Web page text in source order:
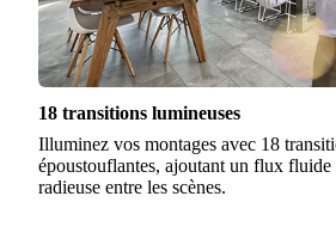
18 transitions lumineuses
Illuminez vos montages avec 18
époustouflantes, ajoutant un flux fluide
radieuse entre les scènes.